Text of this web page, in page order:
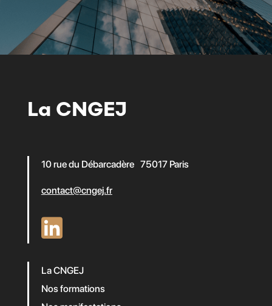
La CNGEJ
10 rue du Débarcadère 75017 Paris
contact@cngej.fr
La CNGEJ
Nos formations